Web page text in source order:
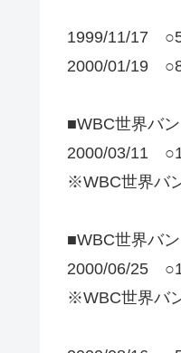
1999/11/17
2000/01/19
■WBC世界バ
2000/03/11
※WBC世界バ
■WBC世界バ
2000/06/25
※WBC世界バ